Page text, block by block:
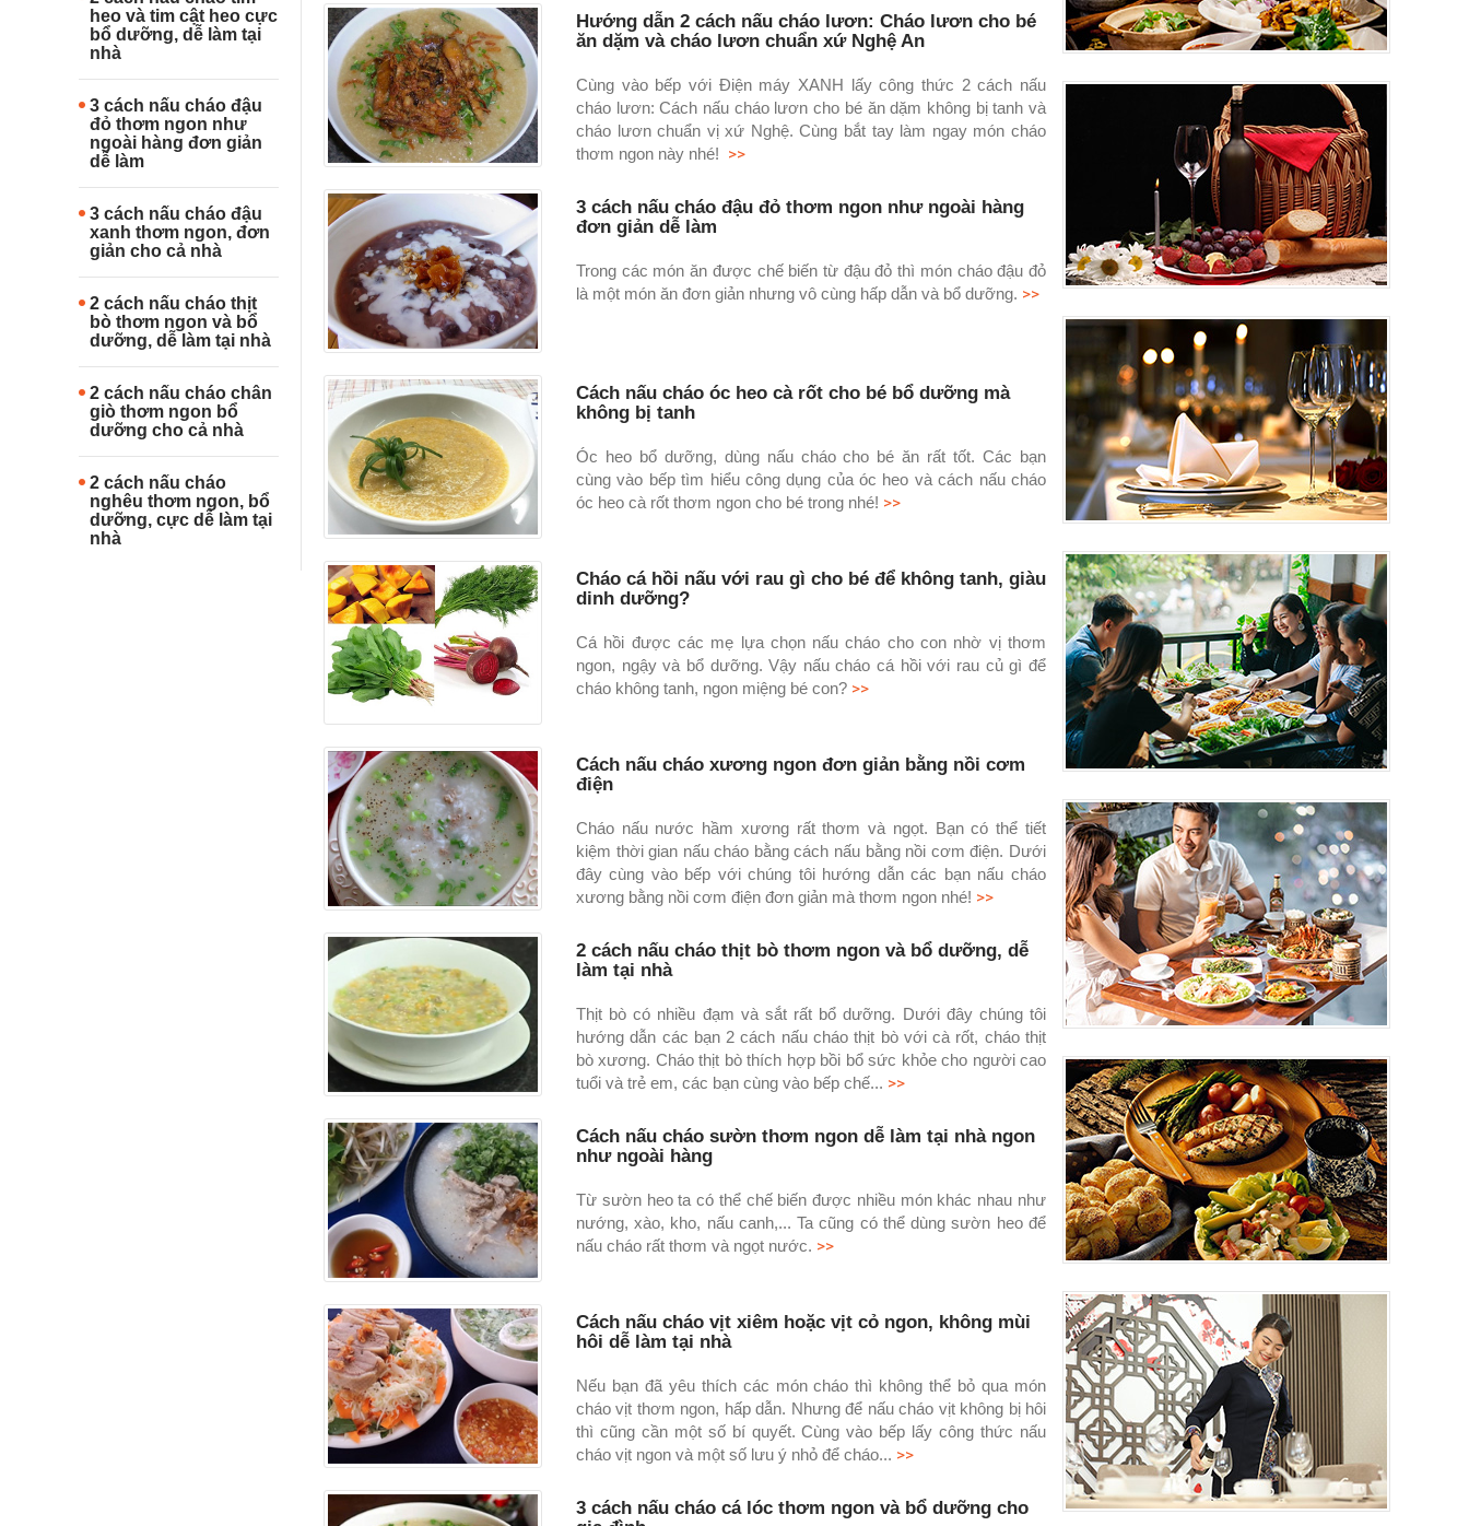
heo và tim cật heo cực
bổ dưỡng, dễ làm tại
nhà
3 cách nấu cháo đậu
đỏ thơm ngon như
ngoài hàng đơn giản
dễ làm
3 cách nấu cháo đậu
xanh thơm ngon, đơn
giản cho cả nhà
2 cách nấu cháo thịt
bò thơm ngon và bổ
dưỡng, dễ làm tại nhà
2 cách nấu cháo chân
giò thơm ngon bổ
dưỡng cho cả nhà
2 cách nấu cháo
nghêu thơm ngon, bổ
dưỡng, cực dễ làm tại
nhà
Hướng dẫn 2 cách nấu cháo lươn: Cháo lươn cho bé
ăn dặm và cháo lươn chuẩn xứ Nghệ An
Cùng vào bếp với Điện máy XANH lấy công thức 2 cách nấu
cháo lươn: Cách nấu cháo lươn cho bé ăn dặm không bị tanh và
cháo lươn chuẩn vị xứ Nghệ. Cùng bắt tay làm ngay món cháo
thơm ngon này nhé! >>
3 cách nấu cháo đậu đỏ thơm ngon như ngoài hàng
đơn giản dễ làm
Trong các món ăn được chế biến từ đậu đỏ thì món cháo đậu đỏ
là một món ăn đơn giản nhưng vô cùng hấp dẫn và bổ dưỡng. >>
Cách nấu cháo óc heo cà rốt cho bé bổ dưỡng mà
không bị tanh
Óc heo bổ dưỡng, dùng nấu cháo cho bé ăn rất tốt. Các bạn
cùng vào bếp tìm hiểu công dụng của óc heo và cách nấu cháo
óc heo cà rốt thơm ngon cho bé trong nhé! >>
Cháo cá hồi nấu với rau gì cho bé để không tanh, giàu
dinh dưỡng?
Cá hồi được các mẹ lựa chọn nấu cháo cho con nhờ vị thơm
ngon, ngậy và bổ dưỡng. Vậy nấu cháo cá hồi với rau củ gì để
cháo không tanh, ngon miệng bé con?>>
Cách nấu cháo xương ngon đơn giản bằng nồi cơm
điện
Cháo nấu nước hầm xương rất thơm và ngọt. Bạn có thể tiết
kiệm thời gian nấu cháo bằng cách nấu bằng nồi cơm điện. Dưới
đây cùng vào bếp với chúng tôi hướng dẫn các bạn nấu cháo
xương bằng nồi cơm điện đơn giản mà thơm ngon nhé! >>
2 cách nấu cháo thịt bò thơm ngon và bổ dưỡng, dễ
làm tại nhà
Thịt bò có nhiều đạm và sắt rất bổ dưỡng. Dưới đây chúng tôi
hướng dẫn các bạn 2 cách nấu cháo thịt bò với cà rốt, cháo thịt
bò xương. Cháo thịt bò thích hợp bồi bổ sức khỏe cho người cao
tuổi và trẻ em, các bạn cùng vào bếp chế... >>
Cách nấu cháo sườn thơm ngon dễ làm tại nhà ngon
như ngoài hàng
Từ sườn heo ta có thể chế biến được nhiều món khác nhau như
nướng, xào, kho, nấu canh,... Ta cũng có thể dùng sườn heo để
nấu cháo rất thơm và ngọt nước. >>
Cách nấu cháo vịt xiêm hoặc vịt cỏ ngon, không mùi
hôi dễ làm tại nhà
Nếu bạn đã yêu thích các món cháo thì không thể bỏ qua món
cháo vịt thơm ngon, hấp dẫn. Nhưng để nấu cháo vịt không bị hôi
thì cũng cần một số bí quyết. Cùng vào bếp lấy công thức nấu
cháo vịt ngon và một số lưu ý nhỏ để cháo... >>
3 cách nấu cháo cá lóc thơm ngon và bổ dưỡng cho